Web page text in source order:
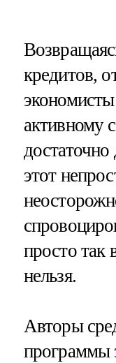
кредитов,
активному
этот
просто так
нельзя.
Авторы
программы